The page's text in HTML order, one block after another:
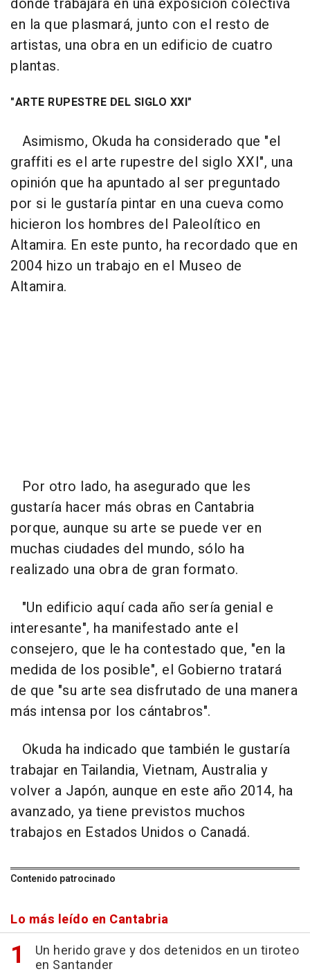
donde trabajará en una exposición colectiva
en la que plasmará, junto con el resto de
artistas, una obra en un edificio de cuatro
plantas.
"ARTE RUPESTRE DEL SIGLO XXI"
Asimismo, Okuda ha considerado que "el
graffiti es el arte rupestre del siglo XXI", una
opinión que ha apuntado al ser preguntado
por si le gustaría pintar en una cueva como
hicieron los hombres del Paleolítico en
Altamira. En este punto, ha recordado que en
2004 hizo un trabajo en el Museo de
Altamira.
Por otro lado, ha asegurado que les
gustaría hacer más obras en Cantabria
porque, aunque su arte se puede ver en
muchas ciudades del mundo, sólo ha
realizado una obra de gran formato.
"Un edificio aquí cada año sería genial e
interesante", ha manifestado ante el
consejero, que le ha contestado que, "en la
medida de los posible", el Gobierno tratará
de que "su arte sea disfrutado de una manera
más intensa por los cántabros".
Okuda ha indicado que también le gustaría
trabajar en Tailandia, Vietnam, Australia y
volver a Japón, aunque en este año 2014, ha
avanzado, ya tiene previstos muchos
trabajos en Estados Unidos o Canadá.
Contenido patrocinado
Lo más leído en Cantabria
Un herido grave y dos detenidos en un tiroteo
en Santander